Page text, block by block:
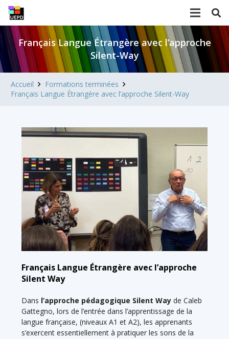
Français Langue Étrangère avec l’approche
Silent-Way
Accueil
Formations terminées
Français Langue Étrangère avec l’approche Silent-Way
Français Langue Étrangère avec l’approche
Silent Way
Dans l’approche pédagogique Silent Way de Caleb
Gattegno, lors de l’entrée dans l’apprentissage de la
langue française, (niveaux A1 et A2), les apprenants
s’exercent essentiellement à pratiquer les sons de la